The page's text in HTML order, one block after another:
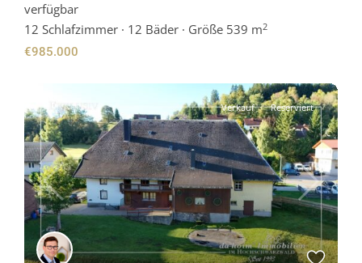
verfügbar
12 Schlafzimmer · 12 Bäder · Größe 539 m2
€985.000
Previous Next
Verkauf Reserviert